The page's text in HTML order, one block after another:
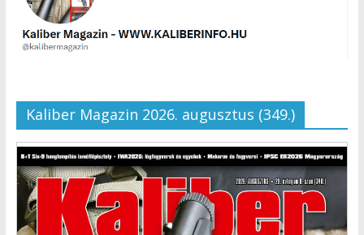
Kaliber Magazin 2026. augusztus (349.)